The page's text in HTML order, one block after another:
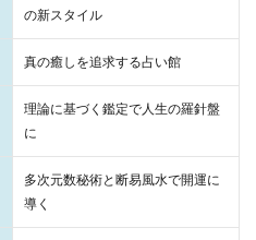
の新スタイル
真の癒しを追求する占い館
理論に基づく鑑定で人生の羅針盤
に
多次元数秘術と断易風水で開運に
導く